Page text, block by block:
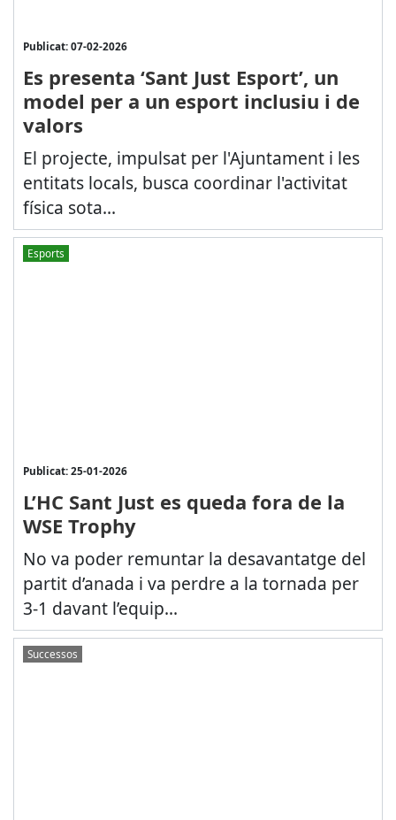
Publicat: 07-02-2026
Es presenta ‘Sant Just Esport’, un
model per a un esport inclusiu i de
valors
El projecte, impulsat per l'Ajuntament i les
entitats locals, busca coordinar l'activitat
física sota...
Esports
Publicat: 25-01-2026
L’HC Sant Just es queda fora de la
WSE Trophy
No va poder remuntar la desavantatge del
partit d’anada i va perdre a la tornada per
3-1 davant l’equip...
Successos